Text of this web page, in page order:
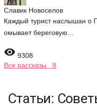
Славик Новоселов
Каждый турист наслышан о
омывает береговую...
 9308
Все рассказы 8
Статьи: